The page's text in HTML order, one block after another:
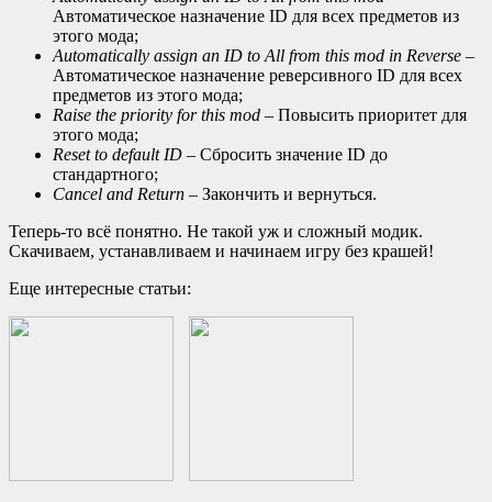
Автоматическое назначение ID для всех предметов из
этого мода;
Automatically assign an ID to All from this mod in Reverse –
Автоматическое назначение реверсивного ID для всех
предметов из этого мода;
Raise the priority for this mod – Повысить приоритет для
этого мода;
Resetto default ID – Сбросить значение ID до
стандартного;
Cancel and Return – Закончить и вернуться.
Теперь-то всё понятно. Не такой уж и сложный модик.
Скачиваем, устанавливаем и начинаем игру без крашей!
Еще интересные статьи: